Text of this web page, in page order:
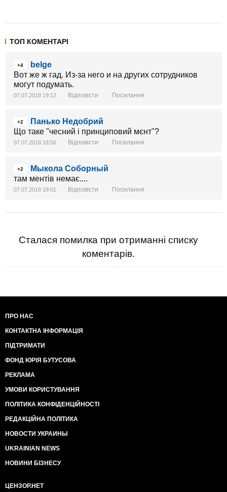
ТОП КОМЕНТАРІ
+4
belge
Вот же ж гад. Из-за него и на других сотрудников
могут подумать.
07.07.2018 19:12 Відповісти Посилання
+2
Панько Недобрий
Що таке "чесний і принциповий мєнт"?
07.07.2018 18:56 Відповісти Посилання
+2
Мыкола Соборный
там ментів немає....
07.07.2018 19:01 Відповісти Посилання
Сталася помилка при отриманні списку
коментарів.
ПРО НАС
КОНТАКТНА ІНФОРМАЦІЯ
ПІДТРИМАТИ
ФОНД ЮРІЯ БУТУСОВА
РЕКЛАМА
УМОВИ КОРИСТУВАННЯ
ПОЛІТИКА КОНФІДЕНЦІЙНОСТІ
РЕДАКЦІЙНА ПОЛІТИКА
НОВОСТИ УКРАИНЫ
UKRAINIAN NEWS
НОВИНИ БІЗНЕСУ
ЦЕНЗОР.НЕТ